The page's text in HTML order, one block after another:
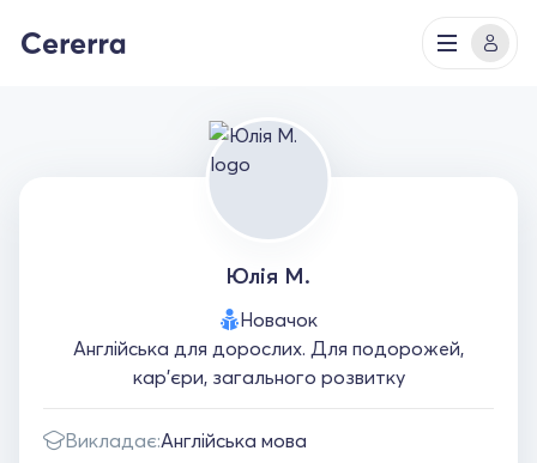
Юлія М.
Новачок
Англійська для дорослих. Для подорожей,
кар'єри, загального розвитку
Викладає:Англійська мова